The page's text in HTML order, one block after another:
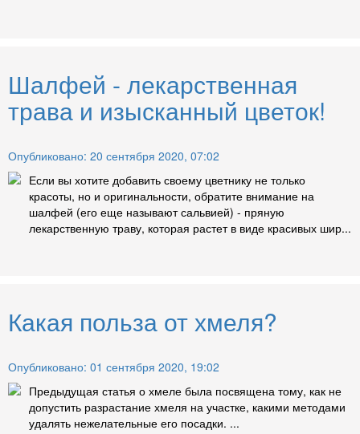
Шалфей - лекарственная
трава и изысканный цветок!
Опубликовано: 20 сентября 2020, 07:02
Если вы хотите добавить своему цветнику не только
красоты, но и оригинальности, обратите внимание на
шалфей (его еще называют сальвией) - пряную
лекарственную траву, которая растет в виде красивых шир...
Какая польза от хмеля?
Опубликовано: 01 сентября 2020, 19:02
Предыдущая статья о хмеле была посвящена тому, как не
допустить разрастание хмеля на участке, какими методами
удалять нежелательные его посадки. ...